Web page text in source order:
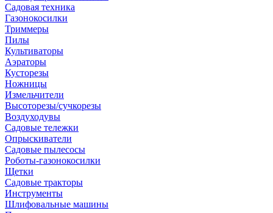
Садовая техника
Газонокосилки
Триммеры
Пилы
Культиваторы
Аэраторы
Кусторезы
Ножницы
Измельчители
Высоторезы/сучкорезы
Воздуходувы
Садовые тележки
Опрыскиватели
Садовые пылесосы
Роботы-газонокосилки
Щетки
Садовые тракторы
Инструменты
Шлифовальные машины